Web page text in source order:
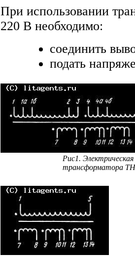
При использовании
220 В необходимо:
соединить
подать
Рис1. Электрическая
трансформатора